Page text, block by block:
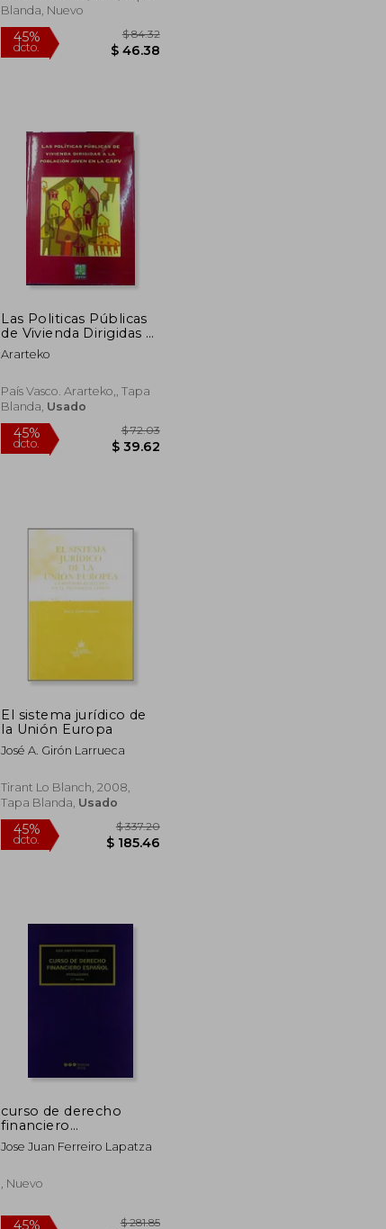
$ 20.95
Blanda, Nuevo
$ 32.05
$ 17.63
Las Politicas Públicas
de Vivienda Dirigidas a
la Población Joven en
la Capv + cd
Ararteko
País Vasco. Ararteko,, Tapa
Blanda, Usado
El sistema jurídico de
la Unión Europa
José A. Girón Larrueca
Tirant Lo Blanch, 2008,
Tapa Blanda, Usado
curso de derecho
financiero
español(25ªed)-
instituciones-
Jose Juan Ferreiro Lapatza
, Nuevo